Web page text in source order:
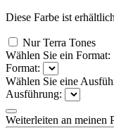
Diese Farbe ist
Nur Terra Tones
Wählen Sie ein Format:
Format:
Wählen Sie eine
Ausführung:
Weiterleiten an meinen